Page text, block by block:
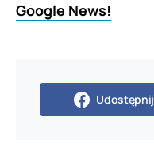
Google News!
Udostępnij